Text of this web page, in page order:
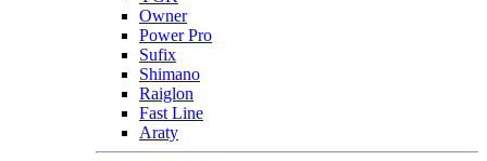
Owner
Power Pro
Sufix
Shimano
Raiglon
Fast Line
Araty